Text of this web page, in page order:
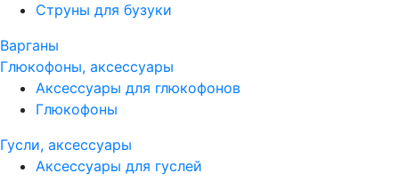
Струны для бузуки
Варганы
Глюкофоны, аксессуары
Аксессуары для глюкофонов
Глюкофоны
Гусли, аксессуары
Аксессуары для гуслей